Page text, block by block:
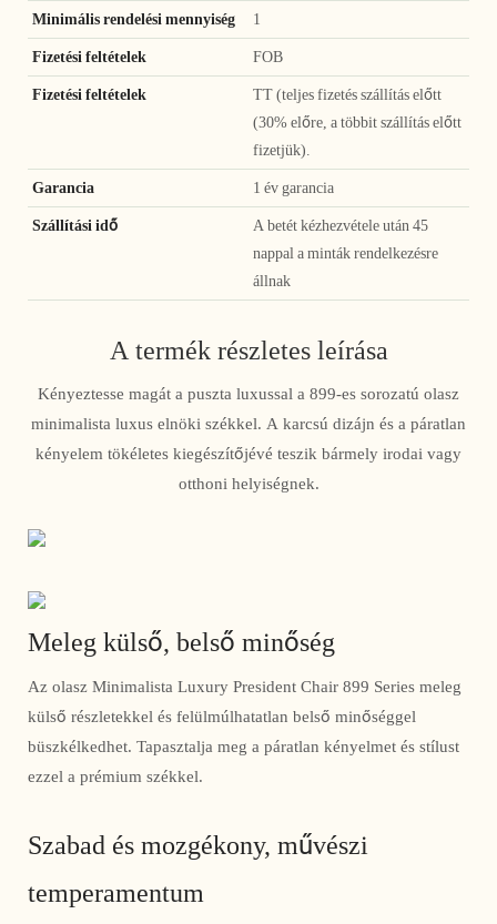
Minimális rendelési mennyiség 1
Fizetési feltételek FOB
Fizetési feltételek
TT (teljes fizetés szállítás előtt
(30% előre, a többit szállítás előtt
fizetjük).
Garancia 1 év garancia
Szállítási idő
A betét kézhezvétele után 45
nappal a minták rendelkezésre
állnak
A termék részletes leírása
Kényeztesse magát a puszta luxussal a 899-es sorozatú olasz
minimalista luxus elnöki székkel. A karcsú dizájn és a páratlan
kényelem tökéletes kiegészítőjévé teszik bármely irodai vagy
otthoni helyiségnek.
Meleg külső, belső minőség
Az olasz Minimalista Luxury President Chair 899 Series meleg
külső részletekkel és felülmúlhatatlan belső minőséggel
büszkélkedhet. Tapasztalja meg a páratlan kényelmet és stílust
ezzel a prémium székkel.
Szabad és mozgékony, művészi
temperamentum